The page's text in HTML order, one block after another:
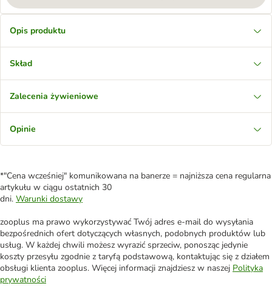
Opis produktu
Skład
Zalecenia żywieniowe
Opinie
*"Cena wcześniej" komunikowana na banerze = najniższa cena regularna
artykułu w ciągu ostatnich 30
dni. Warunki dostawy
zooplus ma prawo wykorzystywać Twój adres e-mail do wysyłania
bezpośrednich ofert dotyczących własnych, podobnych produktów lub
usług. W każdej chwili możesz wyrazić sprzeciw, ponosząc jedynie
koszty przesyłu zgodnie z taryfą podstawową, kontaktując się z działem
obsługi klienta zooplus. Więcej informacji znajdziesz w naszej Polityka
prywatności